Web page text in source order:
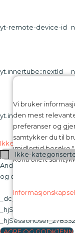
Vi bruker
den mest
preferanser og
samtykker du til
imidlertid besøke
kontrollert
yt-remote-device-id
yt.innertube::nextId
yt.innertube::requests
Ikke-kategoriserte
Ikke-
Andre ikke-
og ennå ikke er
_dc_gtm_UA-16973076-1
_hjSession_2783322